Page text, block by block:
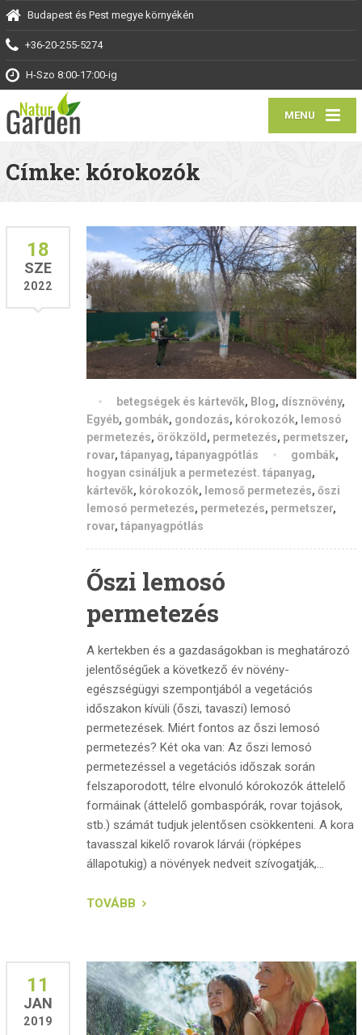
Budapest és Pest megye környékén
+36-20-255-5274
H-Szo 8:00-17:00-ig
MENU
Címke: kórokozók
18
SZE
2022
betegségek és kártevők, Blog, dísznövény,
Egyéb, gombák, gondozás, kórokozók, lemosó
permetezés, örökzöld , permetezés, permetszer,
rovar, tápanyag, tápanyagpótlás gombák,
hogyan csináljuk a permetezést. tápanyag,
kártevők, kórokozók, lemoső permetezés, őszi
lemosó permetezés, permetezés, permetszer,
rovar, tápanyagpótlás
Őszi lemosó
permetezés
A kertekben és a gazdaságokban is meghatározó
jelentőségűek a következő év növény-
egészségügyi szempontjából a vegetációs
időszakon kívüli (őszi, tavaszi) lemosó
permetezések. Miért fontos az őszi lemosó
permetezés? Két oka van: Az őszi lemosó
permetezéssel a vegetációs időszak során
felszaporodott, télre elvonuló kórokozók áttelelő
formáinak (áttelelő gombaspórák, rovar tojások,
stb.) számát tudjuk jelentősen csökkenteni. A kora
tavasszal kikelő rovarok lárvái (röpképes
állapotukig) a növények nedveit szívogatják,...
TOVÁBB
11
JAN
2019